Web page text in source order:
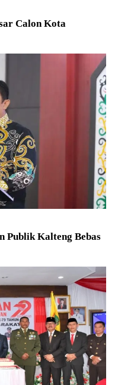
Calon Kota
Publik Kalteng Bebas